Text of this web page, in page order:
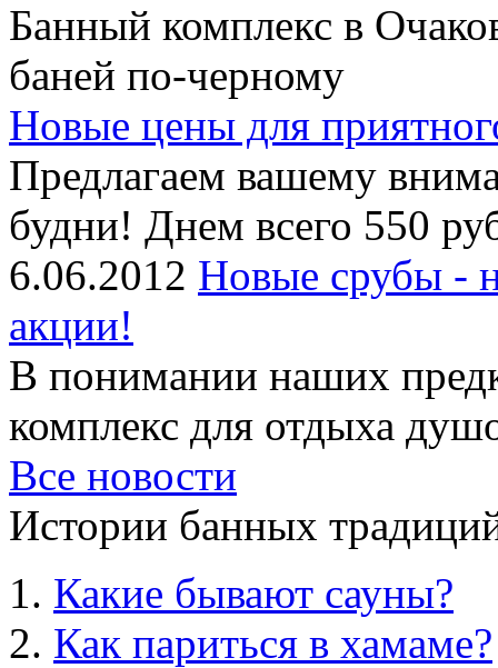
Банный комплекс в
баней по-черному
Новые цены для
Предлагаем вашему
будни! Днем всего 550
6.06.2012 Новые срубы -
акции!
В понимании наших
комплекс для отдыха
Все новости
Истории банных
Какие бывают сауны?
Как париться в хамаме?